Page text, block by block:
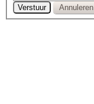
Verstuur Annuleren